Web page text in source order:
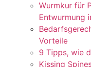
Wurmkur für
Entwurmung
Vorteile
9 Tipps, wie
Kissing